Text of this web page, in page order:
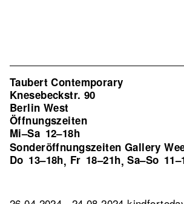
Taubert Contemporary
Knesebeckstr. 90
Berlin West
Öffnungszeiten
Mi–Sa 12–18h
Sonderöffnungszeiten Gallery
Do 13–18h, Fr 18–21h,Sa–So